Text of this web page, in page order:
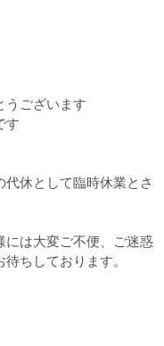
うございます
す
代休として臨時休業とさ
には大変ご不便、ご迷惑
ちしております。